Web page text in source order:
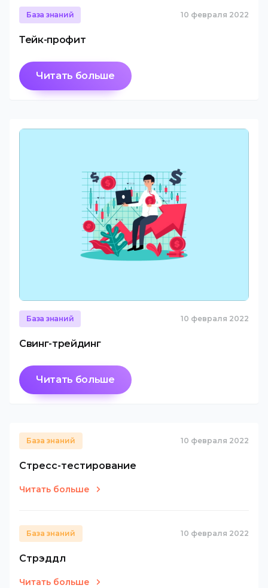
База знаний 10 февраля 2022
Тейк-профит
Читать больше
База знаний 10 февраля 2022
Свинг-трейдинг
Читать больше
База знаний 10 февраля 2022
Стресс-тестирование
Читать больше
База знаний 10 февраля 2022
Стрэддл
Читать больше